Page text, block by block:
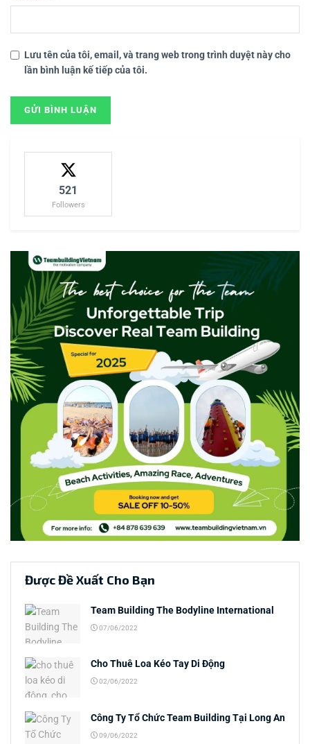
Lưu tên của tôi, email, và trang web trong trình duyệt này cho
lần bình luận kế tiếp của tôi.
521
Followers
Được Đề Xuất Cho Bạn
Team Building The Bodyline International
07/06/2022
Cho Thuê Loa Kéo Tay Di Động
02/06/2022
Công Ty Tổ Chức Team Building Tại Long An
09/06/2022